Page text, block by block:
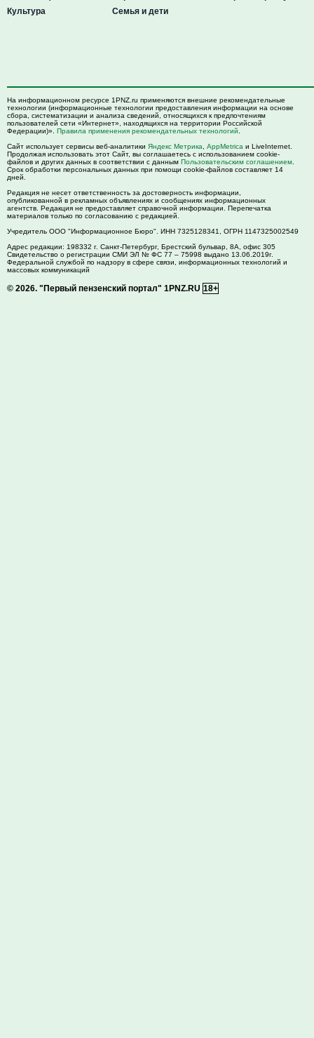
Культура
Семья и дети
На информационном ресурсе 1PNZ.ru применяются внешние рекомендательные
технологии (информационные технологии предоставления информации на основе
сбора, систематизации и анализа сведений, относящихся к предпочтениям
пользователей сети «Интернет», находящихся на территории Российской
Федерации)». Правила применения рекомендательных технологий
Сайт использует сервисы веб-аналитики Яндекс Метрика AppMetrica и LiveInternet.
Продолжая использовать этот Сайт, вы соглашаетесь с использованием cookie-
файлов и других данных в соответствии с данным Пользовательским соглашением
Срок обработки персональных данных при помощи cookie-файлов составляет 14
дней.
Редакция не несет ответственность за достоверность информации,
опубликованной в рекламных объявлениях и сообщениях информационных
агентств. Редакция не предоставляет справочной информации. Перепечатка
материалов только по согласованию с редакцией.
Учредитель ООО "Информационное Бюро". ИНН 7325128341, ОГРН 1147325002549
Адрес редакции: 198332 г. Санкт-Петербург, Брестский бульвар, 8А, офис 305
Свидетельство о регистрации СМИ ЭЛ № ФС 77 – 75998 выдано 13.06.2019г.
Федеральной службой по надзору в сфере связи, информационных технологий и
массовых коммуникаций
© 2026. "Первый пензенский портал" 1PNZ.RU 18+